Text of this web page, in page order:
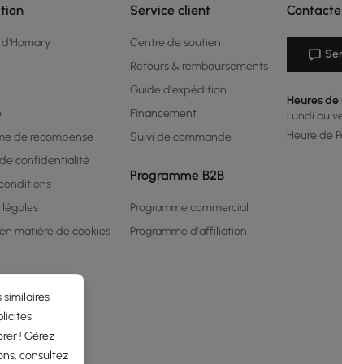
de récompense
confidentialité
légales
matière de cookies
Service client
Centre de soutien
Retours & remboursements
Guide d'expédition
Financement
Suivi de commande
Programme B2B
Programme commercial
Programme d'affiliation
Heures
Lundi au
Heure de
! Gérez
consultez